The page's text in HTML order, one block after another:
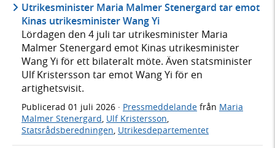
Utrikesminister Maria Malmer Stenergard tar emot
Kinas utrikesminister Wang Yi
Lördagen den 4 juli tar utrikesminister Maria
Malmer Stenergard emot Kinas utrikesminister
Wang Yi för ett bilateralt möte. Även statsminister
Ulf Kristersson tar emot Wang Yi för en
artighetsvisit.
Publicerad 01 juli 2026 · Pressmeddelande från Maria
Malmer Stenergard, Ulf Kristersson,
Statsrådsberedningen, Utrikesdepartementet